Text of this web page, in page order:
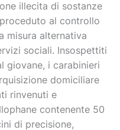
illecita di sostanze
al controllo
misura alternativa
sociali. Insospettiti
giovane, i carabinieri
domiciliare
rinvenuti e
contenente 50
di precisione,